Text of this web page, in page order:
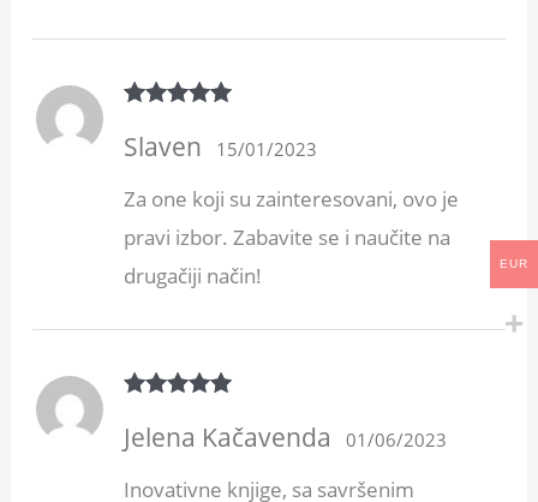
of 5
Slaven 15/01/2023
Za one koji su zainteresovani, ovo je
pravi izbor. Zabavite se i naučite na
drugačiji način!
of 5
Jelena Kačavenda 01/06/2023
Inovativne knjige, sa savršenim
EUR